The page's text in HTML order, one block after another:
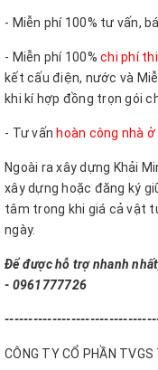
- Miễn phí 100% tư vấn,
- Miễn phí 100% chi phí
kết cấu điện, nước và
khi kí hợp đồng trọn gói
- Tư vấn hoàn công nhà ở
Ngoài ra xây dựng Khải
xây dựng hoặc đăng ký
tâm trong khi giá cả vật
ngày.
Để được hỗ trợ nhanh
- 0961777726
CÔNG TY CỔ PHẦN TVGS